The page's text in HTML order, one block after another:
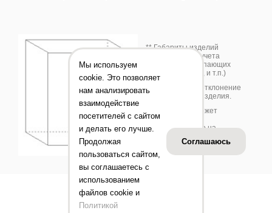
** Габариты изделий
приведены без учета
габаритов выступающих
деталей (замков, и т.п.)
*** Допустимое отклонение
+/-10 % от веса изделия.
Цвет изделия может
отличаться от
представленного на
фотографии.
Мы используем
cookie. Это позволяет
нам анализировать
взаимодействие
посетителей с сайтом
и делать его лучше.
Продолжая
пользоваться сайтом,
вы соглашаетесь с
использованием
файлов cookie и
Политикой
Соглашаюсь